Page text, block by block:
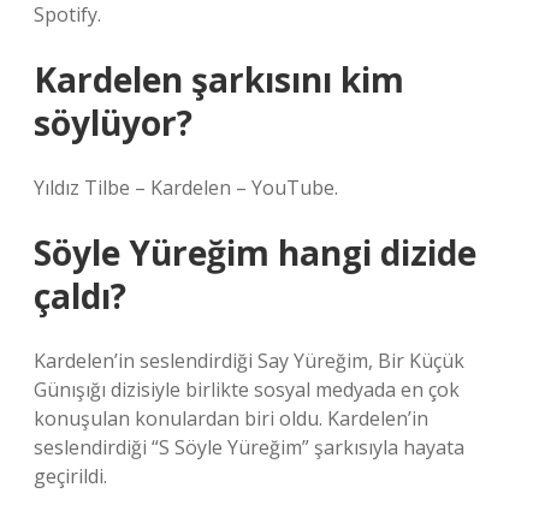
Spotify.
Kardelen şarkısını kim
söylüyor?
Yıldız Tilbe – Kardelen – YouTube.
Söyle Yüreğim hangi dizide
çaldı?
Kardelen’in seslendirdiği Say Yüreğim, Bir Küçük
Günışığı dizisiyle birlikte sosyal medyada en çok
konuşulan konulardan biri oldu. Kardelen’in
seslendirdiği “S Söyle Yüreğim” şarkısıyla hayata
geçirildi.